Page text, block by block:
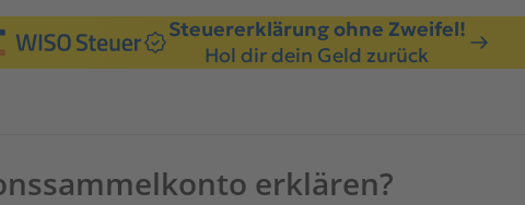
Steuererklärung ohne Zweifel!
Hol dir dein Geld zurück
erklären?